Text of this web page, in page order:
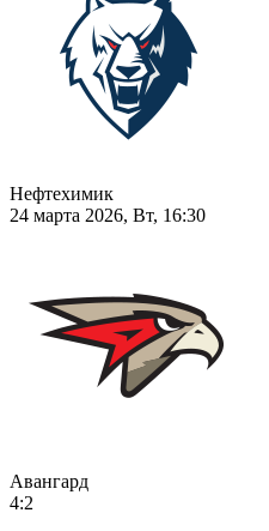
Нефтехимик
24 марта 2026, Вт, 16:30
Авангард
4:2